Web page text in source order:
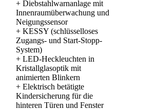
+ Diebstahlwarnanlage mit
Innenraumüberwachung und
Neigungssensor
+ KESSY (schlüsselloses
Zugangs- und Start-Stopp-
System)
+ LED-Heckleuchten in
Kristallglasoptik mit
animierten Blinkern
+ Elektrisch betätigte
Kindersicherung für die
hinteren Türen und Fenster